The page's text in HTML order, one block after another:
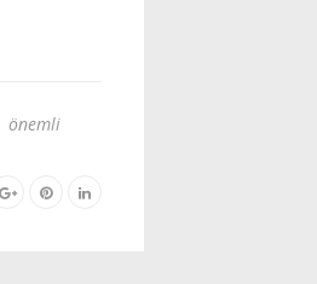
önemli